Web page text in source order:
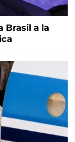
Brasil a la